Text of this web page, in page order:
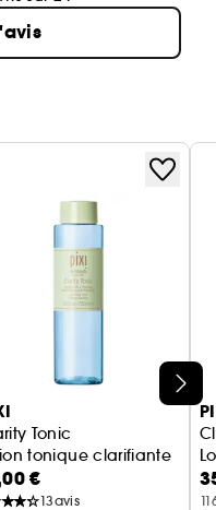
Tonic
tonique clarifiante
€
13avis